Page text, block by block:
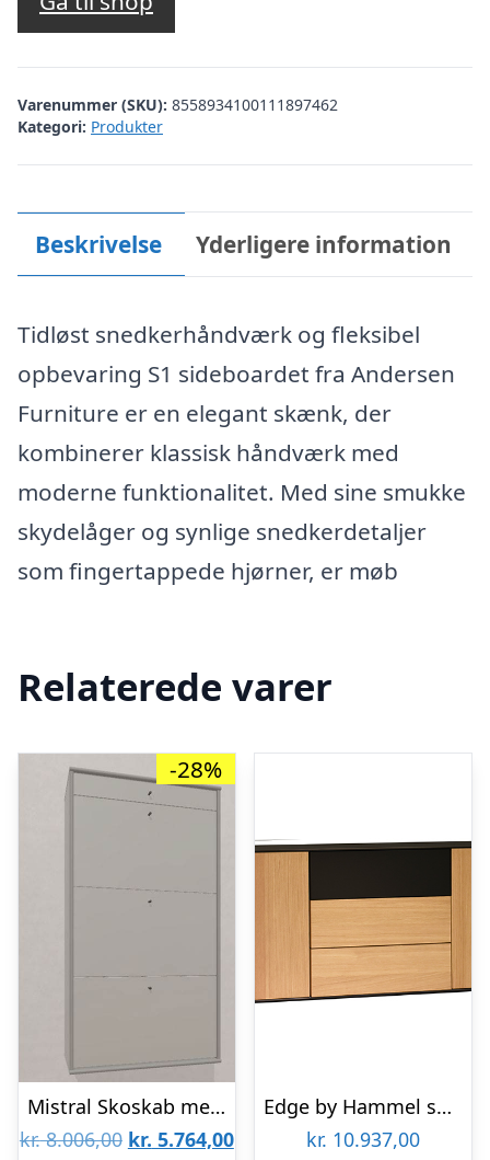
kr. 28.450,00.kr.
Varenummer (SKU): 8558934100111897462
Kategori: Produkter
Beskrivelse Yderligere information
Tidløst snedkerhåndværk og fleksibel
opbevaring S1 sideboardet fra Andersen
Furniture er en elegant skænk, der
kombinerer klassisk håndværk med
moderne funktionalitet. Med sine smukke
skydelåger og synlige snedkerdetaljer
som fingertappede hjørner, er møb
Relaterede varer
-28%
Mistral Skoskab med 4 skuffer – Lys grå 85 Lys grå : Erling Christensen Møbler
kr.8.006,00 Den
kr. 5.764,00Den
Edge by Hammel skænk 4
kr. 10.937,00